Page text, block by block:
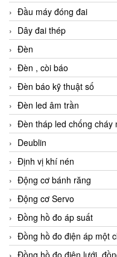
Đầu máy đóng đai
Dây đai thép
Đèn
Đèn , còi báo
Đèn báo kỹ thuật số
Đèn led âm trần
Đèn tháp led chống cháy
Deublin
Định vị khí nén
Động cơ bánh răng
Động cơ Servo
Đồng hồ đo áp suất
Đồng hồ đo điện áp một